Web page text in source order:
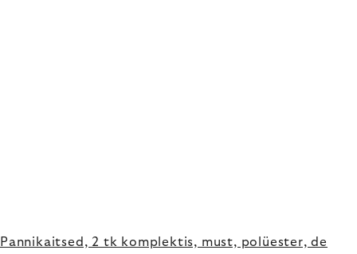
Pannikaitsed, 2 tk komplektis, must, polüester, de